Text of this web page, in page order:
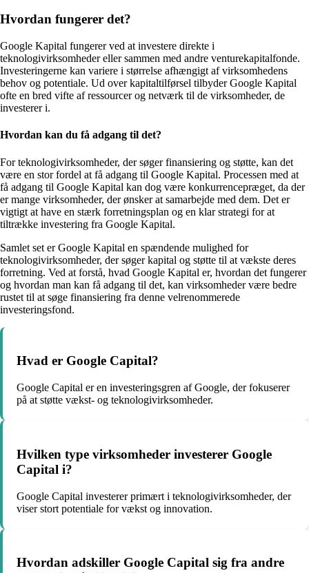
Hvordan fungerer det?
Google Kapital fungerer ved at investere direkte i
teknologivirksomheder eller sammen med andre venturekapitalfonde.
Investeringerne kan variere i størrelse afhængigt af virksomhedens
behov og potentiale. Ud over kapitaltilførsel tilbyder Google Kapital
ofte en bred vifte af ressourcer og netværk til de virksomheder, de
investerer i.
Hvordan kan du få adgang til det?
For teknologivirksomheder, der søger finansiering og støtte, kan det
være en stor fordel at få adgang til Google Kapital. Processen med at
få adgang til Google Kapital kan dog være konkurrencepræget, da der
er mange virksomheder, der ønsker at samarbejde med dem. Det er
vigtigt at have en stærk forretningsplan og en klar strategi for at
tiltrække investering fra Google Kapital.
Samlet set er Google Kapital en spændende mulighed for
teknologivirksomheder, der søger kapital og støtte til at vækste deres
forretning. Ved at forstå, hvad Google Kapital er, hvordan det fungerer
og hvordan man kan få adgang til det, kan virksomheder være bedre
rustet til at søge finansiering fra denne velrenommerede
investeringsfond.
Hvad er Google Capital?
Google Capital er en investeringsgren af ​​Google, der fokuserer
på at støtte vækst- og teknologivirksomheder.
Hvilken type virksomheder investerer Google
Capital i?
Google Capital investerer primært i teknologivirksomheder, der
viser stort potentiale for vækst og innovation.
Hvordan adskiller Google Capital sig fra andre